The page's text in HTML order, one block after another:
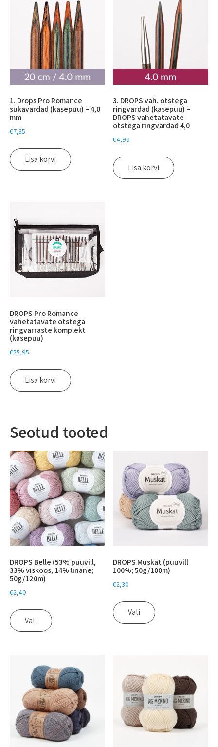
1. Drops Pro Romance
sukavardad (kasepuu) – 4,0
mm
€7,35
Lisa korvi
3. DROPS vah. otstega
ringvardad (kasepuu) –
DROPS vahetatavate
otstega ringvardad 4,0
€4,90
Lisa korvi
DROPS Pro Romance
vahetatavate otstega
ringvarraste komplekt
(kasepuu)
€55,95
Lisa korvi
Seotud tooted
DROPS Belle (53% puuvill,
33% viskoos, 14% linane;
50g/120m)
€2,40
Vali
DROPS Muskat (puuvill
100%; 50g/100m)
€2,30
Vali